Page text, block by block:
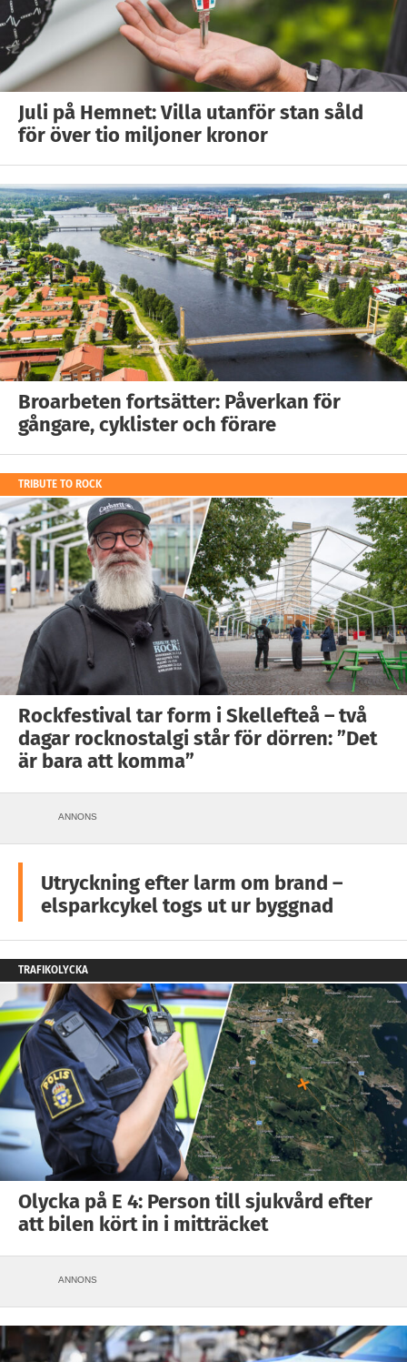
Juli på Hemnet: Villa utanför stan såld
för över tio miljoner kronor
Broarbeten fortsätter: Påverkan för
gångare, cyklister och förare
TRIBUTE TO ROCK
Rockfestival tar form i Skellefteå – två
dagar rocknostalgi står för dörren: ”Det
är bara att komma”
ANNONS
Utryckning efter larm om brand –
elsparkcykel togs ut ur byggnad
TRAFIKOLYCKA
Olycka på E 4: Person till sjukvård efter
att bilen kört in i mitträcket
ANNONS